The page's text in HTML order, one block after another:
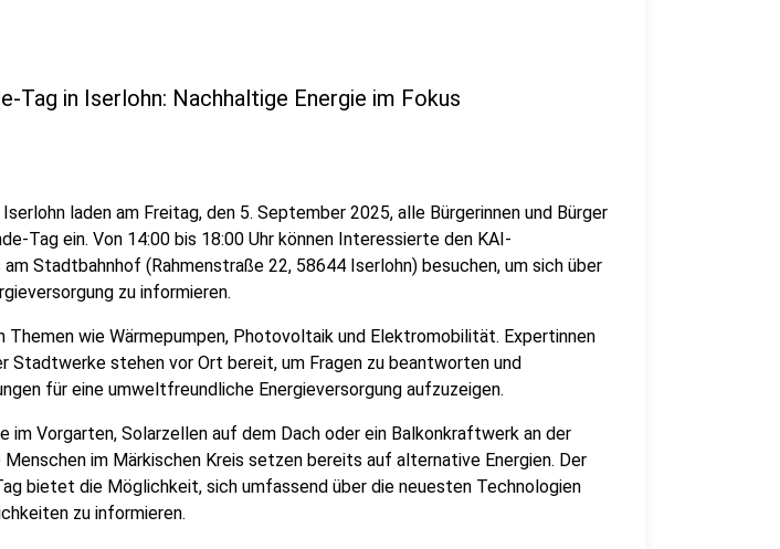
Tag in Iserlohn: Nachhaltige Energie im Fokus
laden am Freitag, den 5. September 2025, alle Bürgerinnen und Bürger
Tag ein. Von 14:00 bis 18:00 Uhr können Interessierte den KAI-
am Stadtbahnhof (Rahmenstraße 22, 58644 Iserlohn) besuchen, um sich über
zu informieren.
Themen wie Wärmepumpen, Photovoltaik und Elektromobilität. Expertinnen
Stadtwerke stehen vor Ort bereit, um Fragen zu beantworten und
für eine umweltfreundliche Energieversorgung aufzuzeigen.
im Vorgarten, Solarzellen auf dem Dach oder ein Balkonkraftwerk an der
im Märkischen Kreis setzen bereits auf alternative Energien. Der
bietet die Möglichkeit, sich umfassend über die neuesten Technologien
zu informieren.